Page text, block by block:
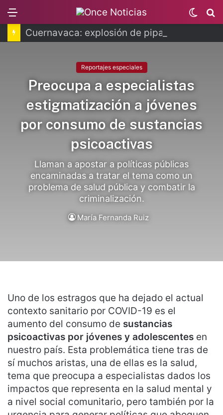
Menu
Switch
skin
Reportajes especiales
Preocupa a especialistas
estigmatización a jóvenes
por consumo de sustancias
psicoactivas
Llaman a apostar a políticas públicas
encaminadas a tratar el tema como un
problema de salud pública y combatir la
criminalización.
María Fernanda Ruiz
Uno de los estragos que ha dejado el actual
contexto sanitario por COVID-19 es el
aumento del consumo de sustancias
psicoactivas por jóvenes y adolescentes en
nuestro país. Esta problemática tiene tras de
sí muchos aristas, una de ellas es la salud,
tema que preocupa a especialistas dados los
impactos que representa en la salud mental y
a nivel social comunitario, pero también por la